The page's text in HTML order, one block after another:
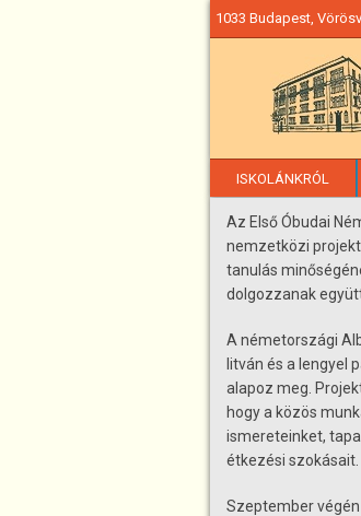
1033 Budapest,
ISKOLÁNKRÓL
Az Első Óbudai
nemzetközi
tanulás
dolgozzanak
A németországi
litván és a lengyel
alapoz meg.
hogy a közös
ismereteinket,
étkezési szokásait.
Szeptember